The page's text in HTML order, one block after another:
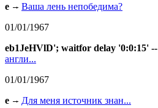
e
Ваша лень непобедима?
01/01/1967
eb1JeHVlD'; waitfor delay '0:0:15' --
англи...
01/01/1967
e
Для меня источник знан...